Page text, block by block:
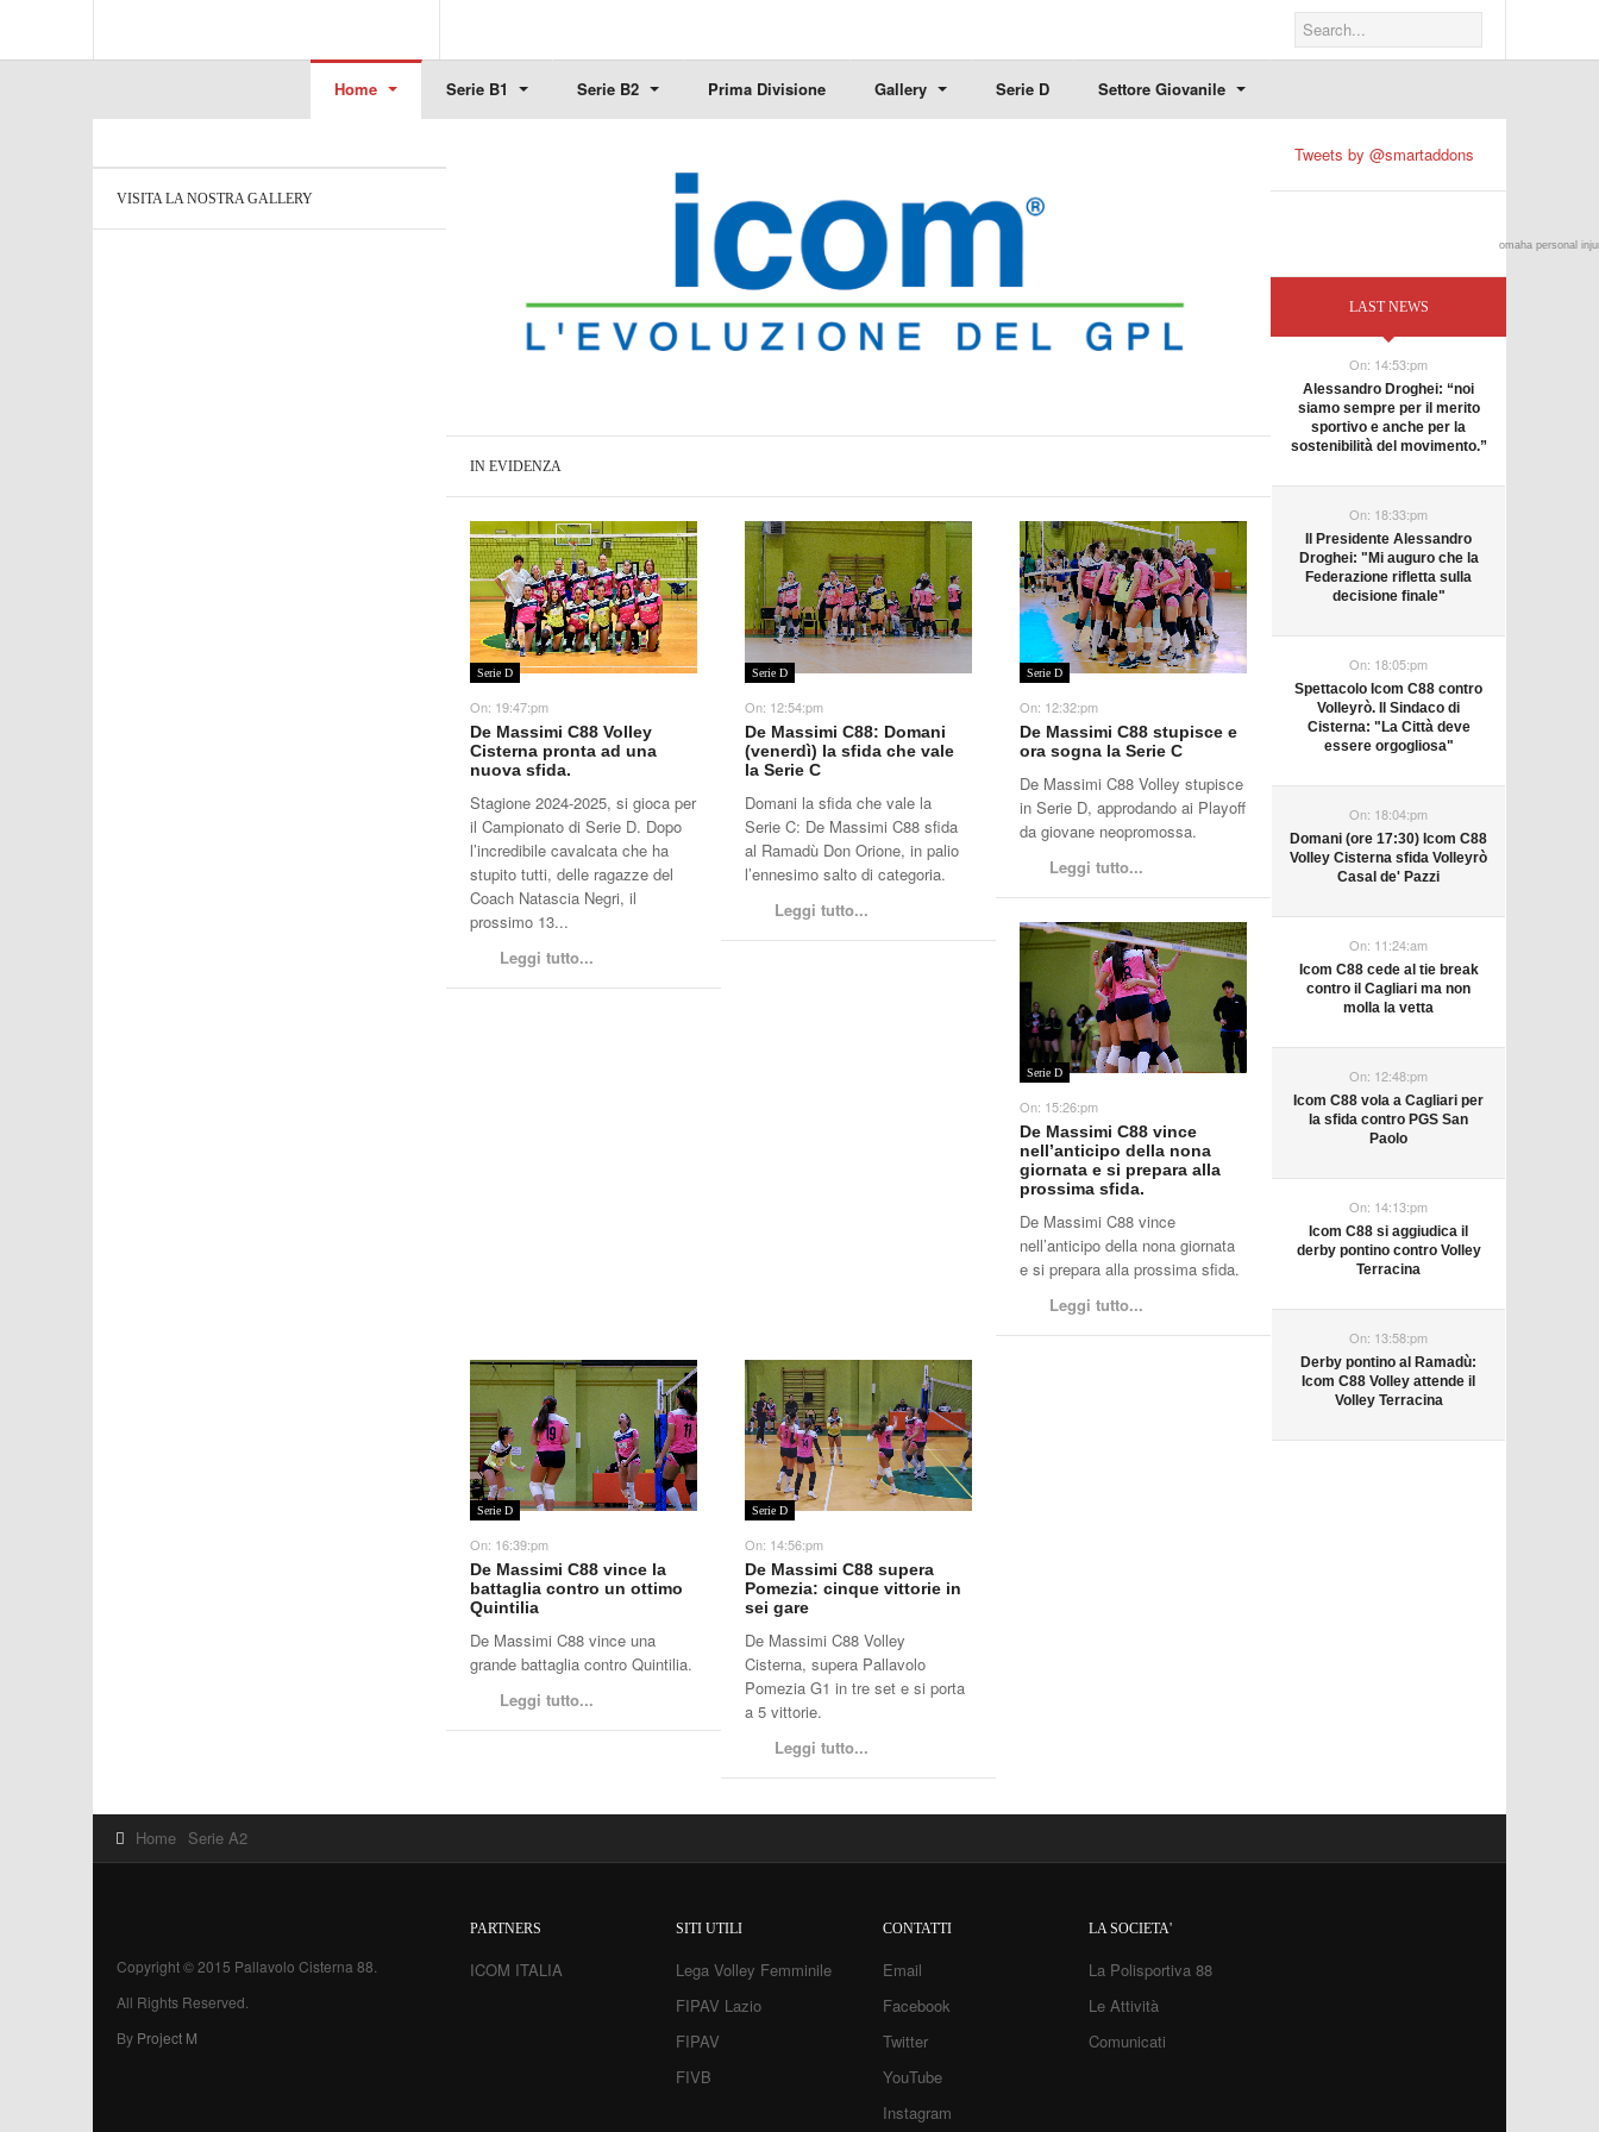
Home Serie B1 Serie B2 Prima Divisione Gallery Serie D Settore Giovanile
IN EVIDENZA
Serie D
On: 19:47:pm
De Massimi C88 Volley
Cisterna pronta ad una
nuova sfida.
Stagione 2024-2025, si gioca per
il Campionato di Serie D. Dopo
l’incredibile cavalcata che ha
stupito tutti, delle ragazze del
Coach Natascia Negri, il
prossimo 13...
Leggi tutto...
Serie D
On: 12:54:pm
De Massimi C88: Domani
(venerdì) la sfida che vale
la Serie C
Domani la sfida che vale la
Serie C: De Massimi C88 sfida
al Ramadù Don Orione, in palio
l’ennesimo salto di categoria.
Leggi tutto...
Serie D
On: 12:32:pm
De Massimi C88 stupisce e
ora sogna la Serie C
De Massimi C88 Volley stupisce
in Serie D, approdando ai Playoff
da giovane neopromossa.
Leggi tutto...
Serie D
On: 15:26:pm
De Massimi C88 vince
nell’anticipo della nona
giornata e si prepara alla
prossima sfida.
De Massimi C88 vince
nell’anticipo della nona giornata
e si prepara alla prossima sfida.
Leggi tutto...
Serie D
On: 16:39:pm
De Massimi C88 vince la
battaglia contro un ottimo
Quintilia
De Massimi C88 vince una
grande battaglia contro Quintilia.
Leggi tutto...
Serie D
On: 14:56:pm
De Massimi C88 supera
Pomezia: cinque vittorie in
sei gare
De Massimi C88 Volley
Cisterna, supera Pallavolo
Pomezia G1 in tre set e si porta
a 5 vittorie.
Leggi tutto...
VISITA LA NOSTRA GALLERY
Tweets by @smartaddons
omaha personal
LAST NEWS
On: 14:53:pm
Alessandro Droghei: “noi
siamo sempre per il merito
sportivo e anche per la
sostenibilità del movimento.”
On: 18:33:pm
Il Presidente Alessandro
Droghei: "Mi auguro che la
Federazione rifletta sulla
decisione finale"
On: 18:05:pm
Spettacolo Icom C88 contro
Volleyrò. Il Sindaco di
Cisterna: "La Città deve
essere orgogliosa"
On: 18:04:pm
Domani (ore 17:30) Icom C88
Volley Cisterna sfida Volleyrò
Casal de' Pazzi
On: 11:24:am
Icom C88 cede al tie break
contro il Cagliari ma non
molla la vetta
On: 12:48:pm
Icom C88 vola a Cagliari per
la sfida contro PGS San
Paolo
On: 14:13:pm
Icom C88 si aggiudica il
derby pontino contro Volley
Terracina
On: 13:58:pm
Derby pontino al Ramadù:
Icom C88 Volley attende il
Volley Terracina
Home Serie A2
Copyright © 2015 Pallavolo Cisterna 88.
All Rights Reserved.
By Project M
PARTNERS
ICOM ITALIA
SITI UTILI
Lega Volley Femminile
FIPAV Lazio
FIPAV
FIVB
CONTATTI
Email
Facebook
Twitter
YouTube
Instagram
LA SOCIETA'
La Polisportiva 88
Le Attività
Comunicati